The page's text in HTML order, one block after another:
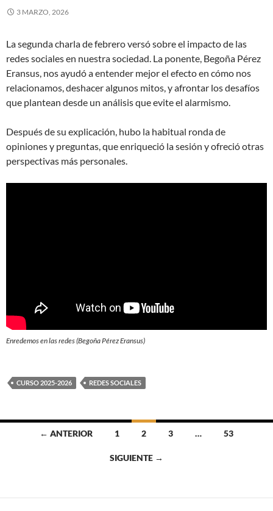
3 MARZO, 2026
La segunda charla de febrero versó sobre el impacto de las
redes sociales en nuestra sociedad. La ponente, Begoña Pérez
Eransus, nos ayudó a entender mejor el efecto en cómo nos
relacionamos, deshacer algunos mitos, y afrontar los desafíos
que plantean desde un análisis que evite el alarmismo.
Después de su explicación, hubo la habitual ronda de
opiniones y preguntas, que enriqueció la sesión y ofreció otras
perspectivas más personales.
Enredemos en las redes (Begoña Pérez Eransus)
CURSO 2025-2026 REDES SOCIALES
entradas
← ANTERIOR 1 2 3 … 53
SIGUIENTE →